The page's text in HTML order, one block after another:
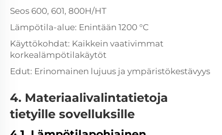
Seos 600, 601, 800H/HT
Lämpötila-alue: Enintään 1200 °C
Käyttökohdat: Kaikkein vaativimmat
korkealämpötilakäytöt
Edut: Erinomainen lujuus ja ympäristökestävyys
4. Materiaalivalintatietoja
tietyille sovelluksille